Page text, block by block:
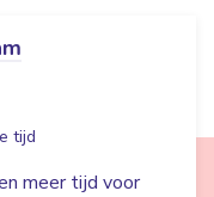
tijd
meer tijd voor